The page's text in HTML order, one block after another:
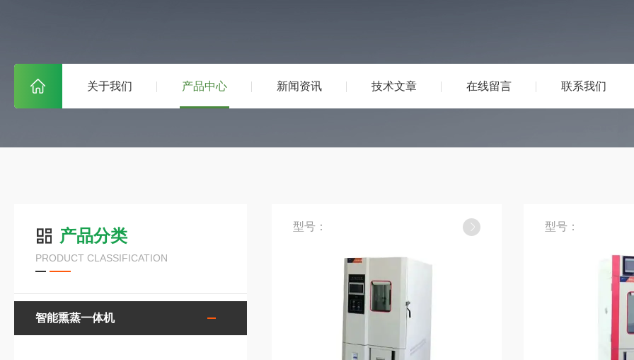
关于我们 产品中心 新闻资讯 技术文章 在线留言 联系我们
产品分类
PRODUCT CLASSIFICATION
智能熏蒸一体机
型号： 型号：